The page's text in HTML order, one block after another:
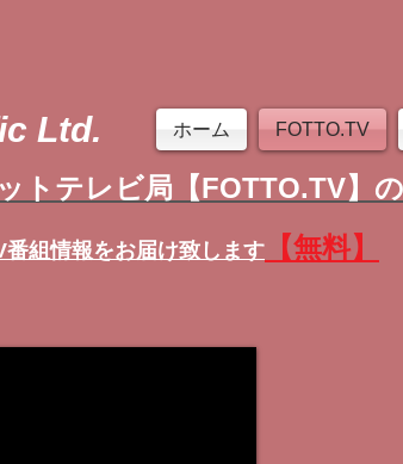
Ltd. ホーム FOTTO.TV
トテレビ局【FOTTO.TV】の
番組情報をお届け致します 【無料】